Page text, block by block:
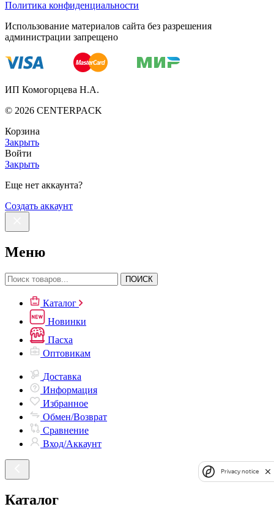
Политика конфиденциальности
Использование материалов сайта без разрешения
администрации запрещено
ИП Комогорцева Н.А.
© 2026 CENTERPACK
Корзина
Закрыть
Войти
Закрыть
Еще нет аккаунта?
Создать аккаунт
Меню
ПОИСК
Каталог
Новинки
Пасха
Оптовикам
Доставка
Информация
Избранное
Обмен/Возврат
Сравнение
Вход/Аккаунт
Каталог
Privacy notice